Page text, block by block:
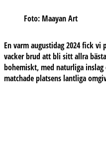
Foto: Maayan Art
En varm augustidag 2024fick vi
vacker brud att bli sitt allra
bohemiskt, med naturliga inslag
matchade platsens lantliga